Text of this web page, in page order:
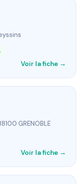
Voir la fiche →
GRENOBLE
Voir la fiche →